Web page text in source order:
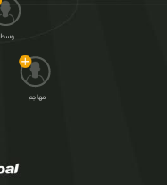
وسط
مهاجم